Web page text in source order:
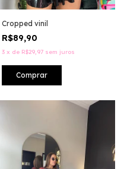
Cropped vinil
R$89,90
3 x de R$29,97 sem juros
Comprar